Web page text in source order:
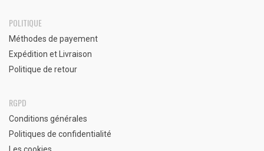
POLITIQUE
Méthodes de payement
Expédition et Livraison
Politique de retour
RGPD
Conditions générales
Politiques de confidentialité